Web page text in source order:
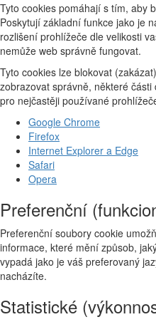
Tyto cookies pomáhají s tím, aby
Poskytují základní funkce jako je
rozlišení prohlížeče dle velikosti
nemůže web správně fungovat.
Tyto cookies lze blokovat
zobrazovat správně, některé
pro nejčastěji používané
Google Chrome
Firefox
Internet Explorer a Edge
Safari
Opera
Preferenční
Preferenční soubory cookie
informace, které mění způsob,
vypadá jako je váš preferovaný
nacházíte.
Statistické